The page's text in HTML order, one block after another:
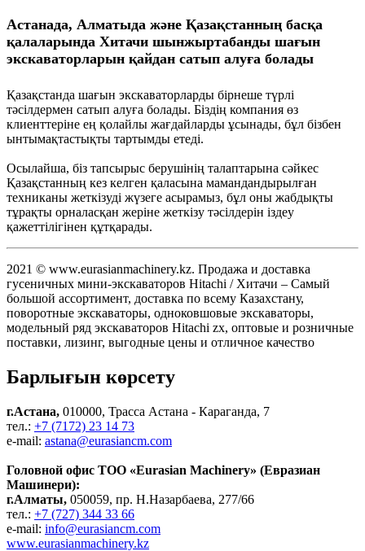
Астанада, Алматыда және Қазақстанның басқа
қалаларында Хитачи шынжыртабанды шағын
экскаваторларын қайдан сатып алуға болады
Қазақстанда шағын экскаваторларды бірнеше түрлі
тәсілдермен сатып алуға болады. Біздің компания өз
клиенттеріне ең қолайлы жағдайларды ұсынады, бұл бізбен
ынтымақтастықты тартымды етеді.
Осылайша, біз тапсырыс берушінің талаптарына сәйкес
Қазақстанның кез келген қаласына мамандандырылған
техниканы жеткізуді жүзеге асырамыз, бұл оны жабдықты
тұрақты орналасқан жеріне жеткізу тәсілдерін іздеу
қажеттілігінен құтқарады.
2021 © www.eurasianmachinery.kz. Продажа и доставка
гусеничных мини-экскаваторов Hitachi / Хитачи – Самый
большой ассортимент, доставка по всему Казахстану,
поворотные экскаваторы, одноковшовые экскаваторы,
модельный ряд экскаваторов Hitachi zx, оптовые и розничные
поставки, лизинг, выгодные цены и отличное качество
Барлығын көрсету
г.Астана, 010000, Трасса Астана - Караганда, 7
тел.: +7 (7172) 23 14 73
e-mail: astana@eurasiancm.com
Головной офис ТОО «Eurasian Machinery» (Евразиан
Машинери):
г.Алматы, 050059, пр. Н.Назарбаева, 277/66
тел.: +7 (727) 344 33 66
e-mail: info@eurasiancm.com
www.eurasianmachinery.kz